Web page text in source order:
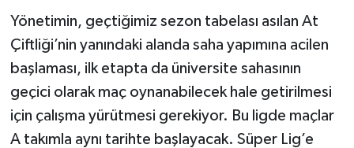
Yönetimin, geçtiğimiz sezon tabelası asılan At
Çiftliği’nin yanındaki alanda saha yapımına acilen
başlaması, ilk etapta da üniversite sahasının
geçici olarak maç oynanabilecek hale getirilmesi
için çalışma yürütmesi gerekiyor. Bu ligde maçlar
A takımla aynı tarihte başlayacak. Süper Lig’e